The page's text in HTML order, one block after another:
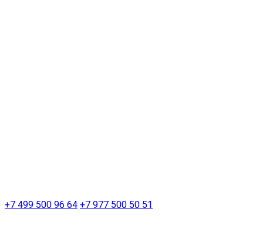
+7 499 500 96 64 +7 977 500 50 51